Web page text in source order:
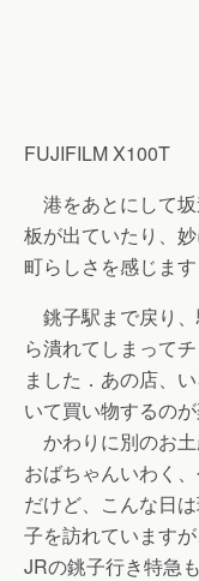
FUJIFILM X100T
港をあとにして
板が出ていたり、
町らしさを感じます
銚子駅まで戻り
ら潰れてしまって
ました．あの店、
いて買い物するの
かわりに別のお
おばちゃんいわく
だけど、こんな日
子を訪れています
JRの銚子行き特急